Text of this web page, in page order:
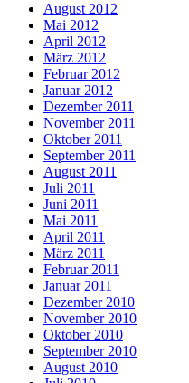
August 2012
Mai 2012
April 2012
März 2012
Februar 2012
Januar 2012
Dezember 2011
November 2011
Oktober 2011
September 2011
August 2011
Juli 2011
Juni 2011
Mai 2011
April 2011
März 2011
Februar 2011
Januar 2011
Dezember 2010
November 2010
Oktober 2010
September 2010
August 2010